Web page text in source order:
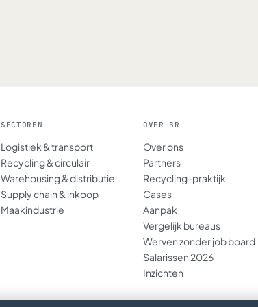
SECTOREN
Logistiek & transport
Recycling & circulair
Warehousing & distributie
Supply chain & inkoop
Maakindustrie
OVER BR
Over ons
Partners
Recycling-praktijk
Cases
Aanpak
Vergelijk bureaus
Werven zonder job board
Salarissen 2026
Inzichten